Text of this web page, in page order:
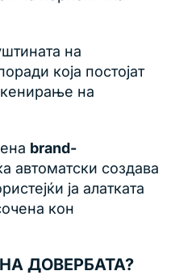
на
која постојат
на
brand-
автоматски создава
ја алатката
кон
ДОВЕРБАТА?